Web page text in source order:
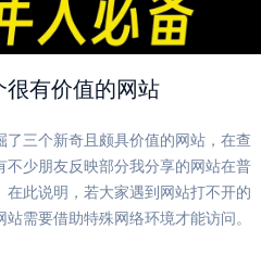
有价值的网站
了三个新奇且颇具价值的网站，在查
不少朋友反映部分我分享的网站在普
在此说明，若大家遇到网站打不开的
需要借助特殊网络环境才能访问。